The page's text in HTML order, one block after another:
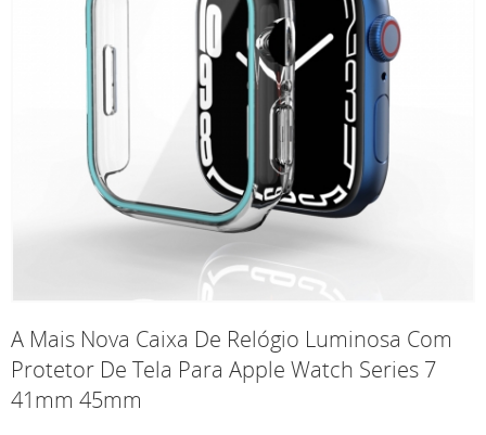
A Mais Nova Caixa De Relógio Luminosa Com
Protetor De Tela Para Apple Watch Series 7
41mm 45mm